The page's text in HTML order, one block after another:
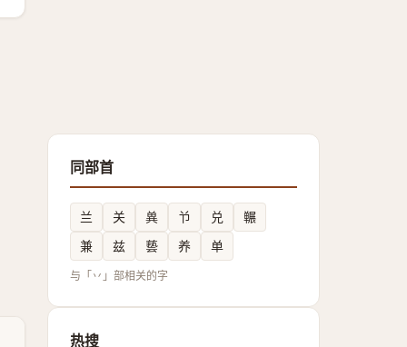
同部首
兰 关 兾 兯 兑
冁
兼
兹 兿 养 单
与「丷」部相关的字
热搜